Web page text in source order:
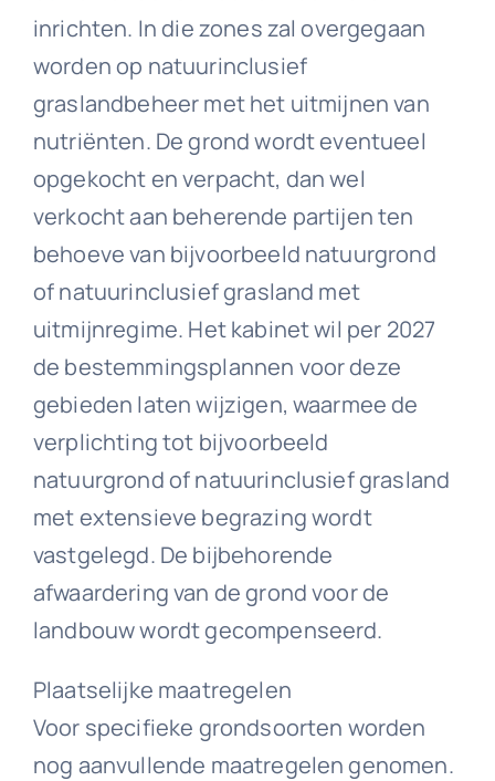
inrichten. In die zones zal overgegaan
worden op natuurinclusief
graslandbeheer met het uitmijnen van
nutriënten. De grond wordt eventueel
opgekocht en verpacht, dan wel
verkocht aan beherende partijen ten
behoeve van bijvoorbeeld natuurgrond
of natuurinclusief grasland met
uitmijnregime. Het kabinet wil per 2027
de bestemmingsplannen voor deze
gebieden laten wijzigen, waarmee de
verplichting tot bijvoorbeeld
natuurgrond of natuurinclusief grasland
met extensieve begrazing wordt
vastgelegd. De bijbehorende
afwaardering van de grond voor de
landbouw wordt gecompenseerd.
Plaatselijke maatregelen
Voor specifieke grondsoorten worden
nog aanvullende maatregelen genomen.